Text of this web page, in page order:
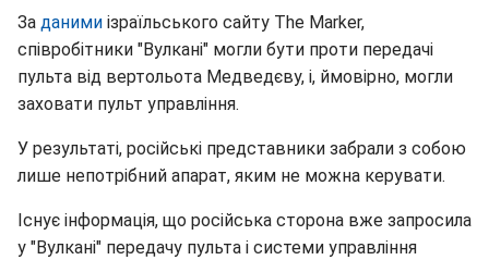
За даними ізраїльського сайту The Marker,
співробітники "Вулкані" могли бути проти передачі
пульта від вертольота Медведєву, і, ймовірно, могли
заховати пульт управління.
У результаті, російські представники забрали з собою
лише непотрібний апарат, яким не можна керувати.
Існує інформація, що російська сторона вже запросила
у "Вулкані" передачу пульта і системи управління